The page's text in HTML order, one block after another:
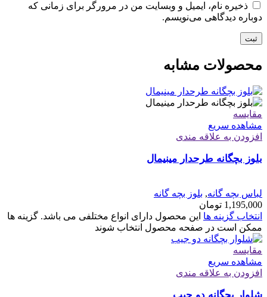
ذخیره نام، ایمیل و وبسایت من در مرورگر برای زمانی که
دوباره دیدگاهی می‌نویسم.
محصولات مشابه
مقایسه
مشاهده سریع
افزودن به علاقه مندی
بلوز بچگانه طرحدار مینیمال
لباس بچه گانه, بلوز بچه گانه
1,195,000 تومان
انتخاب گزینه ها این محصول دارای انواع مختلفی می باشد. گزینه ها
ممکن است در صفحه محصول انتخاب شوند
مقایسه
مشاهده سریع
افزودن به علاقه مندی